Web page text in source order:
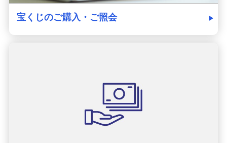
宝くじのご購入・ご照会